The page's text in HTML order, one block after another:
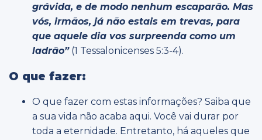
grávida, e de modo nenhum escaparão. Mas
vós, irmãos, já não estais em trevas, para
que aquele dia vos surpreenda como um
ladrão”(1 Tessalonicenses 5:3-4).
O que fazer:
O que fazer com estas informações? Saiba que
a sua vida não acaba aqui. Você vai durar por
toda a eternidade. Entretanto, há aqueles que